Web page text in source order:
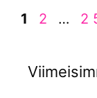
Sivu
1 Sivu
2 … 2